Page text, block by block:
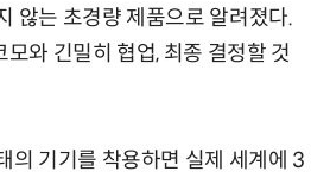
않는 초경량 제품으로 알려졌다.
와 긴밀히 협업, 최종 결정할 것
의 기기를 착용하면 실제 세계에 3